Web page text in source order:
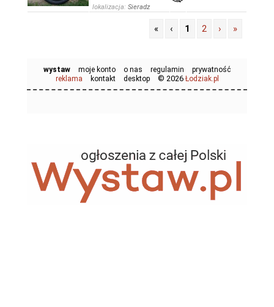
lokalizacja: Sieradz
« ‹ 1 2 › »
wystaw moje konto o nas regulamin
prywatność
reklama
kontakt desktop © 2026 Łodziak.pl